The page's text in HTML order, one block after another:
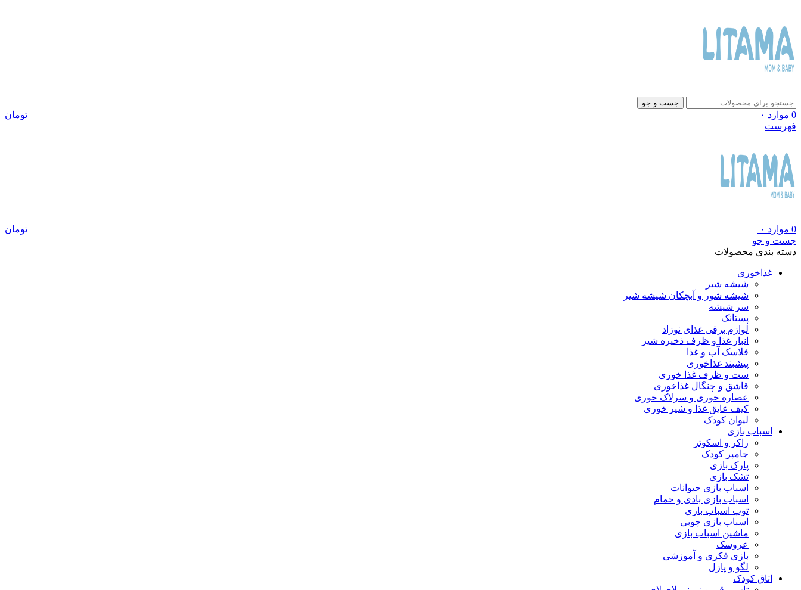
جست و جو
0 موارد ۰
تومان
فهرست
0 موارد ۰
تومان
جست و جو
دسته بندی محصولات
غذاخوری
شیشه شیر
شیشه ‌شور و آبچکان شیشه‌ شیر
سر شیشه
پستانک
لوازم برقی غذای نوزاد
انبار غذا و ظرف ذخیره شیر
فلاسک آب و غذا
پیشبند غذاخوری
ست و ظرف غذا خوری
قاشق و چنگال غذاخوری
عصاره خوری و سرلاک خوری
کیف عایق غذا و شیر خوری
لیوان کودک
اسباب بازی
راکر و اسکوتر
جامپر کودک
پارک بازی
تشک بازی
اسباب بازی حیوانات
اسباب بازی بادی و حمام
توپ اسباب بازی
اسباب بازی چوبی
ماشین اسباب بازی
عروسک
بازی فکری و آموزشی
لگو و پازل
اتاق کودک